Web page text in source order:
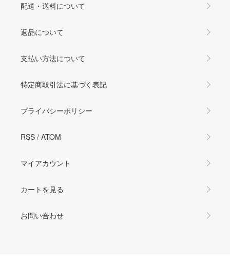
配送・送料について
返品について
支払い方法について
特定商取引法に基づく表記
プライバシーポリシー
RSS / ATOM
マイアカウント
カートを見る
お問い合わせ